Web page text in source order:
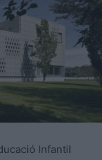
Infantil